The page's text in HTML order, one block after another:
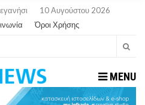
10 Αυγούστου 2026
Όροι Χρήσης
MENU
ΠΑΡΑΙΤΉΘΗΚΕ Η ΑΝΤΙΔΉΜΑΡΧΟΣ ΠΟΛΙΤΙΣΜΟΎ ΜΕΓΑΝΗΣΊΟΥ Κ . ΕΥΑΓΓΕΛΊΑ ΜΕΛΆ. Η ΕΠΙΣΤΟΛΉ ΤΗΣ ΠΑΡΑΊΤΗΣΗΣ